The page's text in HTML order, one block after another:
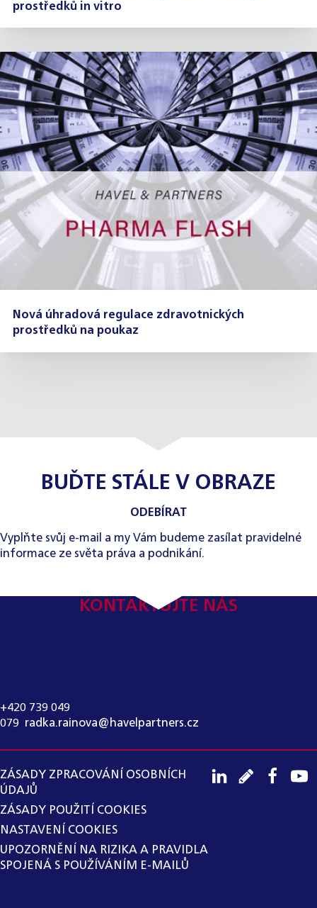
prostředků in vitro
Nová úhradová regulace zdravotnických
prostředků na poukaz
BUĎTE STÁLE V OBRAZE
ODEBÍRAT
Vyplňte svůj e-mail a my Vám budeme zasílat pravidelné
informace ze světa práva a podnikání.
KONTAKTUJTE NÁS
+420 739 049
079 radka.rainova@havelpartners.cz
ZÁSADY ZPRACOVÁNÍ OSOBNÍCH
ÚDAJŮ
ZÁSADY POUŽITÍ COOKIES
NASTAVENÍ COOKIES
UPOZORNĚNÍ NA RIZIKA A PRAVIDLA
SPOJENÁ S POUŽÍVÁNÍM E-MAILŮ